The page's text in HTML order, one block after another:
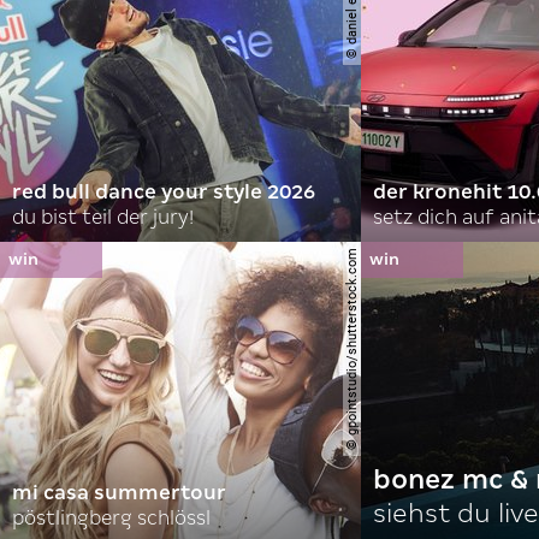
red bull dance your style 2026
du bist teil der jury!
der kronehit
setz dich auf
© gpointstudio/shutterstock.com
mi casa summertour
pöstlingberg schlössl
bonez mc
siehst du